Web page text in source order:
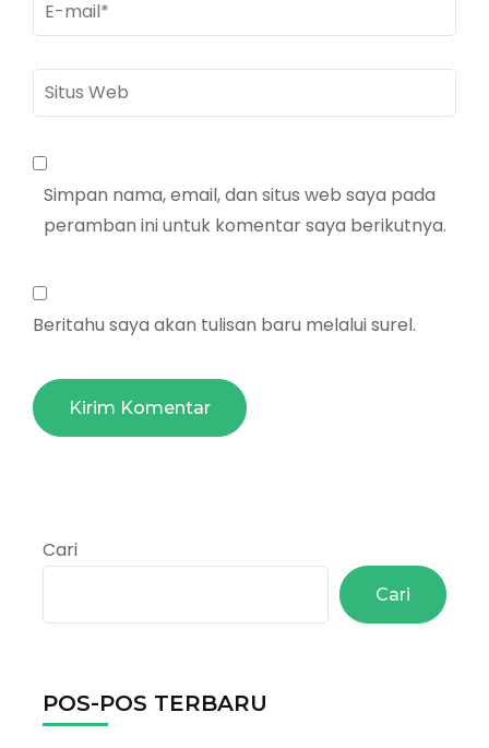
mail*
Situs
Web
Simpan nama, email, dan situs web saya pada
peramban ini untuk komentar saya berikutnya.
Beritahu saya akan tulisan baru melalui surel.
Cari
Cari
POS-POS TERBARU